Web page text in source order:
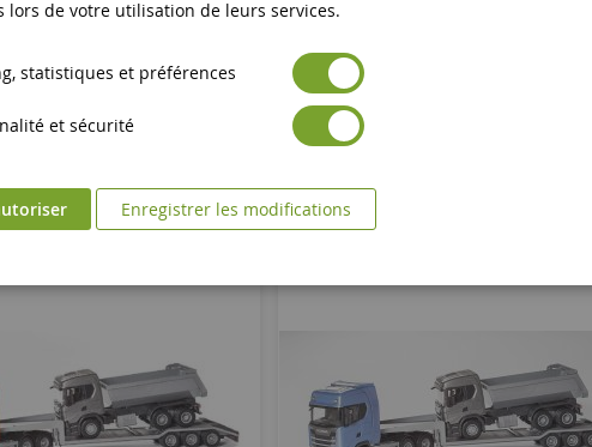
lors de votre utilisation de leurs services.
statistiques et préférences
et sécurité
Enregistrer les modifications